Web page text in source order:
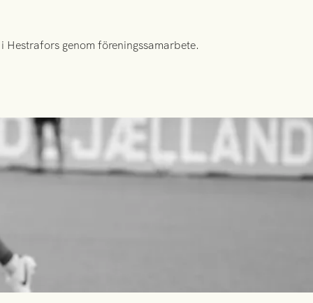
genom föreningssamarbete.